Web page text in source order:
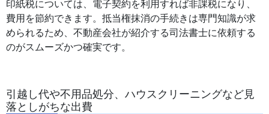
印紙税については、電子契約を利用すれば非課税になり、
費用を節約できます。抵当権抹消の手続きは専門知識が求
められるため、不動産会社が紹介する司法書士に依頼する
のがスムーズかつ確実です。
引越し代や不用品処分、ハウスクリーニングなど見
落としがちな出費